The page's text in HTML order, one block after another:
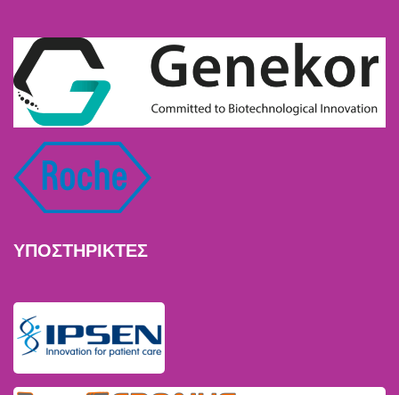
ΥΠΟΣΤΗΡΙΚΤΕΣ